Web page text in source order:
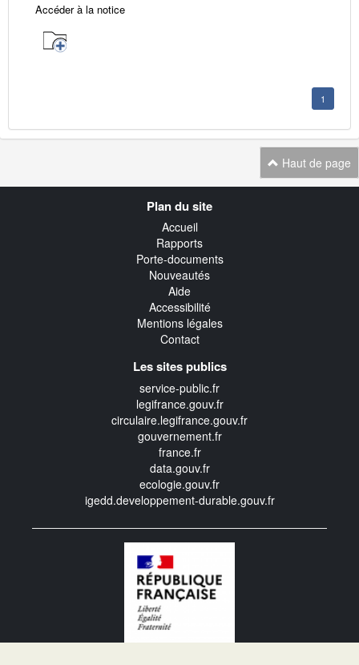
Accéder à la notice
1
Haut de page
Plan du site
Accueil
Rapports
Porte-documents
Nouveautés
Aide
Accessibilité
Mentions légales
Contact
Les sites publics
service-public.fr
legifrance.gouv.fr
circulaire.legifrance.gouv.fr
gouvernement.fr
france.fr
data.gouv.fr
ecologie.gouv.fr
igedd.developpement-durable.gouv.fr